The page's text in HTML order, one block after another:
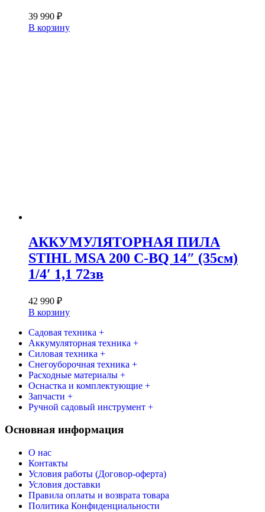
39 990 ₽
В корзину
АККУМУЛЯТОРНАЯ ПИЛА
STIHL MSA 200 C-BQ 14″ (35см)
1/4′ 1,1 72зв
42 990 ₽
В корзину
Садовая техника +
Аккумуляторная техника +
Силовая техника +
Снегоуборочная техника +
Расходные материалы +
Оснастка и комплектующие +
Запчасти +
Ручной садовый инструмент +
Основная информация
О нас
Контакты
Условия работы (Договор-оферта)
Условия доставки
Правила оплаты и возврата товара
Политика Конфиденциальности